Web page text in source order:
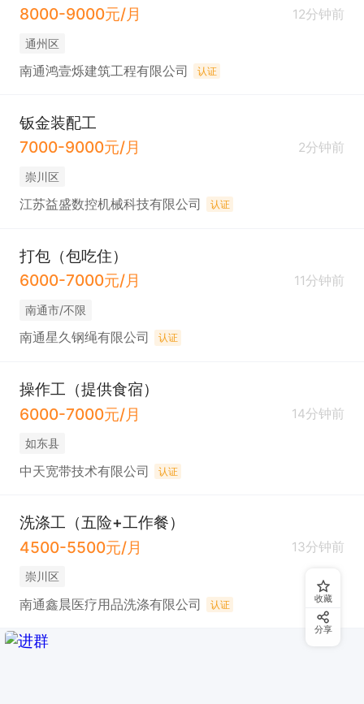
8000-9000元/月
12分钟前
通州区
南通鸿壹烁建筑工程有限公司 认证
钣金装配工
7000-9000元/月
2分钟前
崇川区
江苏益盛数控机械科技有限公司 认证
打包（包吃住）
6000-7000元/月
11分钟前
南通市/不限
南通星久钢绳有限公司 认证
操作工（提供食宿）
6000-7000元/月
14分钟前
如东县
中天宽带技术有限公司 认证
洗涤工（五险+工作餐）
4500-5500元/月
13分钟前
崇川区
南通鑫晨医疗用品洗涤有限公司 认证 收藏
分享